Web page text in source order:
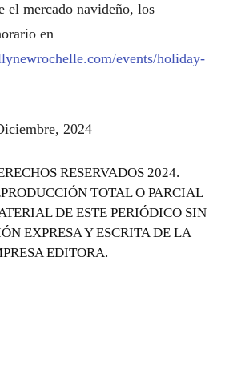
el mercado navideño, los
en
events/holiday-
2024
RESERVADOS 2024.
TOTAL O PARCIAL
DE ESTE PERIÓDICO SIN
EXPRESA Y ESCRITA DE LA
EDITORA.